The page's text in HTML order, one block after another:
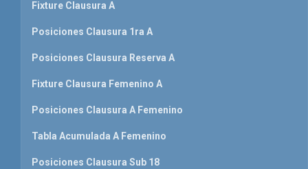
Fixture Clausura A
Posiciones Clausura 1ra A
Posiciones Clausura Reserva A
Fixture Clausura Femenino A
Posiciones Clausura A Femenino
Tabla Acumulada A Femenino
Posiciones Clausura Sub 18